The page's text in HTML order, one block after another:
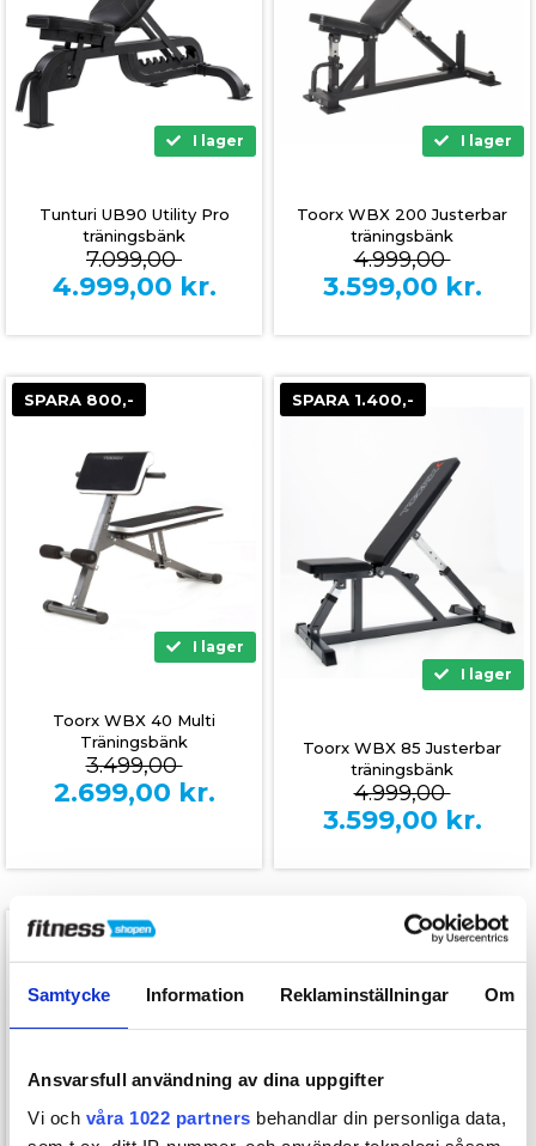
Samtycke Information Reklaminställningar Om
Ansvarsfull användning av dina uppgifter
Vi och våra 1022 partners behandlar din personliga data,
I lager
Tunturi UB90 Utility Pro
träningsbänk
7.099,00
4.999,00 kr.
I lager
Toorx WBX 200 Justerbar
träningsbänk
4.999,00
3.599,00 kr.
SPARA 800,-
I lager
Toorx WBX 40 Multi
Träningsbänk
3.499,00
2.699,00 kr.
SPARA 1.400,-
I lager
Toorx WBX 85 Justerbar
träningsbänk
4.999,00
3.599,00 kr.
SPARA 2.200,-